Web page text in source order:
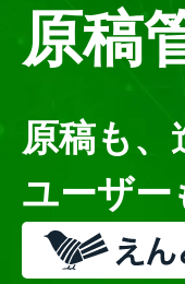
原稿
原稿も、
ユーザー